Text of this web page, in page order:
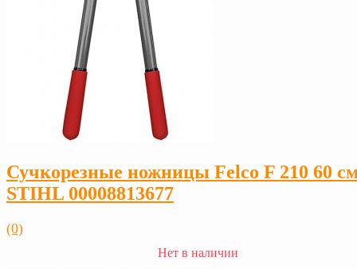
Сучкорезные ножницы Felco F 210 60
STIHL 00008813677
(0)
Нет в наличии